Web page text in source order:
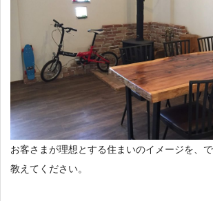
お客さまが理想とする住まいのイメージを、
教えてください。